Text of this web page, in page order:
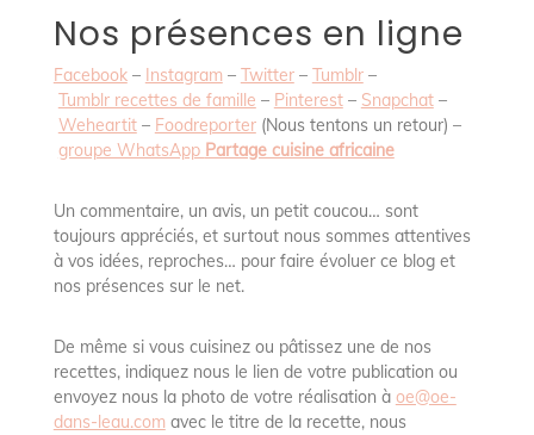
Nos présences en ligne
Facebook– Instagram – Twitter– Tumblr–
Tumblr recettes de famille – Pinterest– Snapchat–
Weheartit– Foodreporter(Nous tentons un retour) –
groupe WhatsApp Partage cuisine africaine
Un commentaire, un avis, un petit coucou… sont
toujours appréciés, et surtout nous sommes attentives
à vos idées, reproches… pour faire évoluer ce blog et
nos présences sur le net.
De même si vous cuisinez ou pâtissez une de nos
recettes, indiquez nous le lien de votre publication ou
envoyez nous la photo de votre réalisation à oe@oe-
dans-leau.com avec le titre de la recette, nous